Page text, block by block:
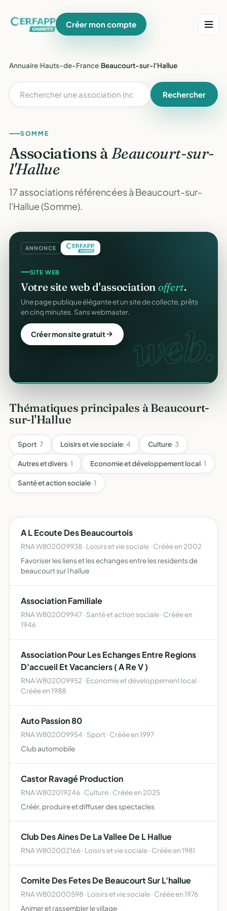
Créer mon compte
Annuaire›Hauts-de-France›Beaucourt-sur-l'Hallue
Rechercher
SOMME
Associations àBeaucourt-sur-
l'Hallue
17 associations référencées à Beaucourt-sur-
l'Hallue (Somme).
ANNONCE
REÇUS FISCAUX
Vos reçusCERFAautomatiques.
Générés et envoyés à vos donateurs en un clic,
conformes au modèle officiel n°11580.
Automatiser mes reçus web.
SITE WEB
Votre site web d'associationoffert.
Une page publique élégante et un site de collecte, prêts
en cinq minutes. Sans webmaster.
Créer mon site gratuit
Thématiques principales à Beaucourt-
sur-l'Hallue
Sport· 7 Loisirs et vie sociale· 4 Culture· 3
Autres et divers· 1 Economie et développement local· 1
Santé et action sociale· 1
A L Ecoute Des Beaucourtois
RNA W802009938 · Loisirs et vie sociale · Créée en 2002
Favoriser les liens et les echanges entre les residents de
beaucourt sur l hallue
Association Familiale
RNA W802009947 · Santé et action sociale · Créée en
1946
Association Pour Les Echanges Entre Regions
D'accueil Et Vacanciers ( A Re V )
RNA W802009952 · Economie et développement local ·
Créée en 1988
Auto Passion 80
RNA W802009954 · Sport · Créée en 1997
Club automobile
Castor Ravagé Production
RNA W802019246 · Culture · Créée en 2025
Créér, produire et diffuser des spectacles
Club Des Aines De La Vallee De L Hallue
RNA W802002166 · Loisirs et vie sociale · Créée en 1981
Comite Des Fetes De Beaucourt Sur L'hallue
RNA W802000598 · Loisirs et vie sociale · Créée en 1976
Animer et rassembler le village